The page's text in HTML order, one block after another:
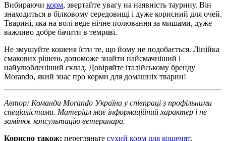
Вибираючи корм, звертайте увагу на наявність таурину. Він
знаходиться в білковому середовищі і дуже корисний для очей.
Тварині, яка на волі веде нічне полювання за мишами, дуже
важливо добре бачити в темряві.
Не змушуйте кошеня їсти те, що йому не подобається. Лінійка
смакових рішень допоможе знайти найсмачніший і
найулюбленіший склад. Довіряйте італійському бренду
Morando, який знає про корми для домашніх тварин!
Автор: Команда Morando Україна у співпраці з профільними
спеціалістами. Матеріал має інформаційний характер і не
замінює консультацію ветеринара.
Корисно також: перегляньте сухий корм для кошенят,